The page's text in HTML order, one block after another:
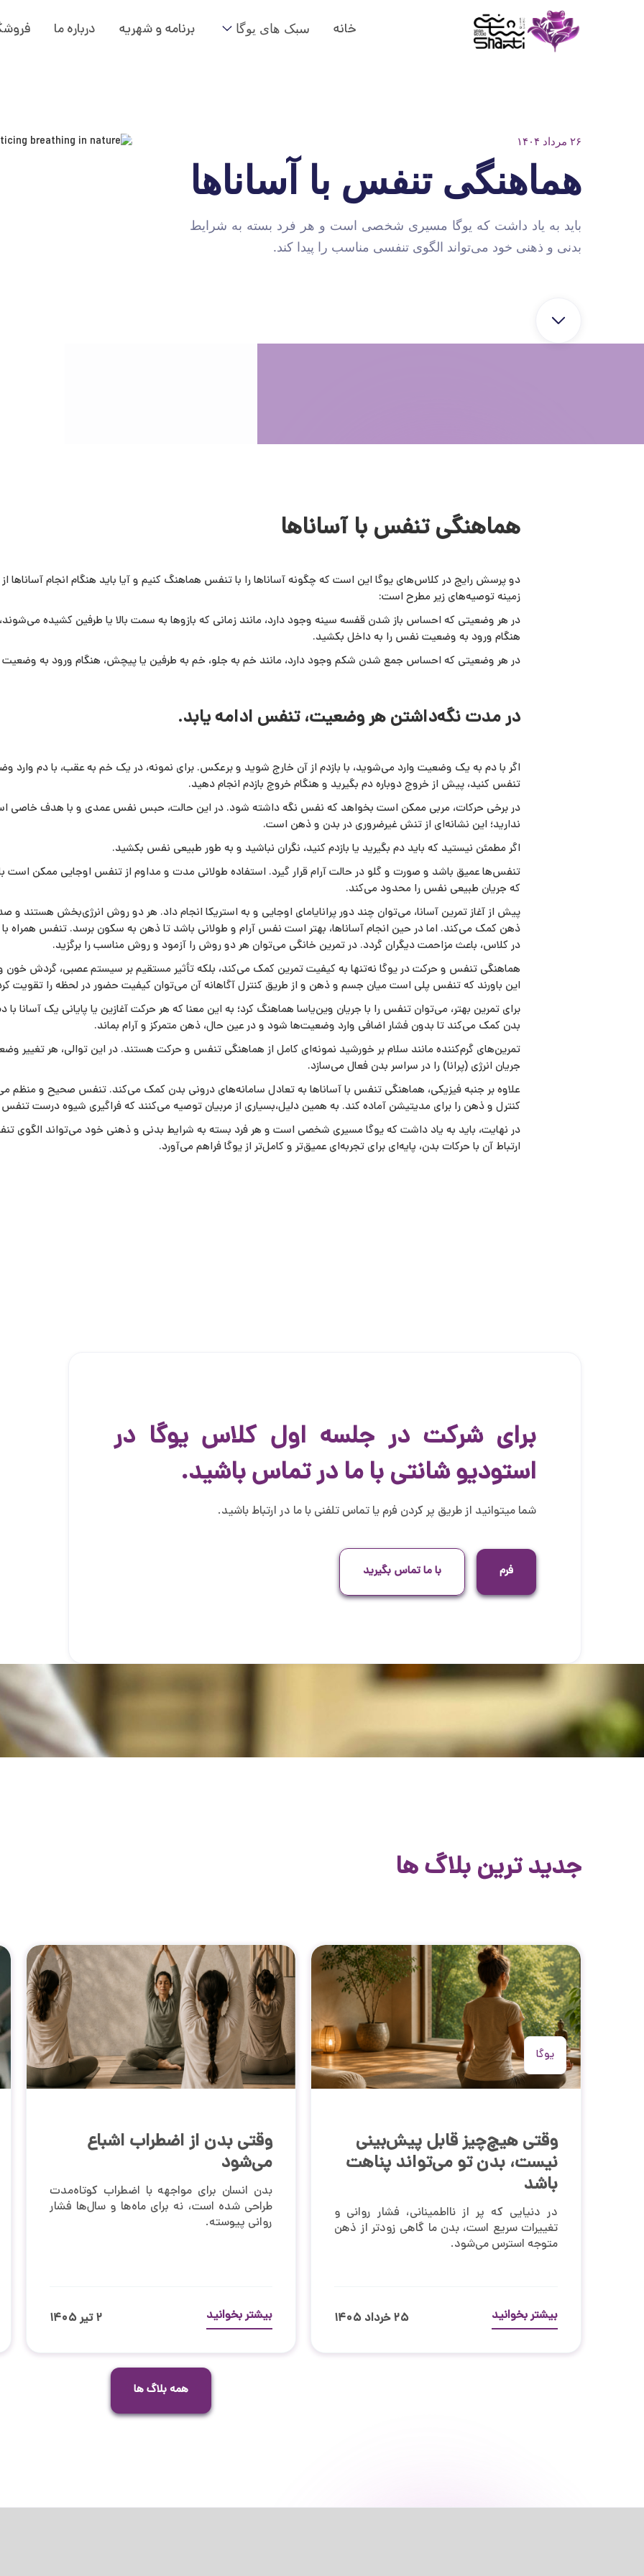
خانه سبک های یوگا برنامه و شهریه درباره ما
۲۶ مرداد ۱۴۰۴
هماهنگی تنفس با آساناها
باید به یاد داشت که یوگا مسیری شخصی است و هر فرد بسته به شرایط
بدنی و ذهنی خود می‌تواند الگوی تنفسی مناسب را پیدا کند.
هماهنگی تنفس با آساناها
دو پرسش رایج در کلاس‌های یوگا این است که چگونه آساناها را با تنفس هماهنگ کنیم و آیا باید هنگام انجام آساناها
زمینه توصیه‌های زیر مطرح است:
در هر وضعیتی که احساس باز شدن قفسه سینه وجود دارد، مانند زمانی که بازوها به سمت بالا یا طرفین کشیده
هنگام ورود به وضعیت نفس را به داخل بکشید.
در هر وضعیتی که احساس جمع شدن شکم وجود دارد، مانند خم به جلو، خم به طرفین یا پیچش، هنگام ورود به وضعیت
در مدت نگه‌داشتن هر وضعیت، تنفس ادامه یابد.
اگر با دم به یک وضعیت وارد می‌شوید، با بازدم از آن خارج شوید و برعکس. برای نمونه، در یک خم به عقب، با دم
تنفس کنید، پیش از خروج دوباره دم بگیرید و هنگام خروج بازدم انجام دهید.
در برخی حرکات، مربی ممکن است بخواهد که نفس نگه داشته شود. در این حالت، حبس نفس عمدی و با هدف خاصی
ندارید؛ این نشانه‌ای از تنش غیرضروری در بدن و ذهن است.
اگر مطمئن نیستید که باید دم بگیرید یا بازدم کنید، نگران نباشید و به‌ طور طبیعی نفس بکشید.
تنفس‌ها عمیق باشد و صورت و گلو در حالت آرام قرار گیرد. استفاده طولانی‌ مدت و مداوم از تنفس اوجایی ممکن
که جریان طبیعی نفس را محدود می‌کند.
پیش از آغاز تمرین آسانا، می‌توان چند دور پرانایامای اوجایی و به استریکا انجام داد. هر دو روش انرژی‌بخش هستند و
ذهن کمک می‌کند. اما در حین انجام آساناها، بهتر است نفس آرام و طولانی باشد تا ذهن به سکون برسد. تنفس
در کلاس، باعث مزاحمت دیگران گردد. در تمرین خانگی می‌توان هر دو روش را آزمود و روش مناسب را برگزید.
هماهنگی تنفس و حرکت در یوگا نه‌تنها به کیفیت تمرین کمک می‌کند، بلکه تأثیر مستقیم بر سیستم عصبی، گردش
این باورند که تنفس پلی است میان جسم و ذهن و از طریق کنترل آگاهانه آن می‌توان کیفیت حضور در لحظه را تقویت
برای تمرین بهتر، می‌توان تنفس را با جریان وین‌یاسا هماهنگ کرد؛ به این معنا که هر حرکت آغازین یا پایانی یک آسانا
بدن کمک می‌کند تا بدون فشار اضافی وارد وضعیت‌ها شود و در عین حال، ذهن متمرکز و آرام بماند.
تمرین‌های گرم‌کننده مانند سلام بر خورشید نمونه‌ای کامل از هماهنگی تنفس و حرکت هستند. در این توالی، هر تغییر
جریان انرژی (پرانا) را در سراسر بدن فعال می‌سازد.
علاوه بر جنبه فیزیکی، هماهنگی تنفس با آساناها به تعادل سامانه‌های درونی بدن کمک می‌کند. تنفس صحیح و منظم
کنترل و ذهن را برای مدیتیشن آماده کند. به همین دلیل،بسیاری از مربیان توصیه می‌کنند که فراگیری شیوه درست تنفس
در نهایت، باید به یاد داشت که یوگا مسیری شخصی است و هر فرد بسته به شرایط بدنی و ذهنی خود می‌تواند الگوی
ارتباط آن با حرکات بدن، پایه‌ای برای تجربه‌ای عمیق‌تر و کامل‌تر از یوگا فراهم می‌آورد.
برای شرکت در جلسه اول کلاس یوگا در
استودیو شانتی با ما در تماس باشید.
شما میتوانید از طریق پر کردن فرم یا تماس تلفنی با ما در ارتباط باشید.
فرم با ما تماس بگیرید
جدید ترین بلاگ ها
وقتی بدن از اضطراب اشباع
می‌شود
بدن انسان برای مواجهه با اضطراب کوتاه‌مدت
طراحی شده است، نه برای ماه‌ها و سال‌ها فشار
روانی پیوسته.
بیشتر بخوانید ۲ تیر ۱۴۰۵
یوگا
وقتی هیچ‌چیز قابل پیش‌بینی
نیست، بدن تو می‌تواند پناهت
باشد
در دنیایی که پر از نااطمینانی، فشار روانی و
تغییرات سریع است، بدن ما گاهی زودتر از ذهن
متوجه استرس می‌شود.
بیشتر بخوانید ۲۵ خرداد ۱۴۰۵
همه بلاگ ها